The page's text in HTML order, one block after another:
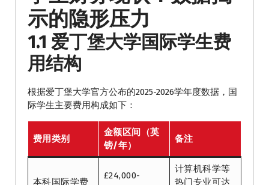
示的隐形压力
1.1 爱丁堡大学国际学生费
用结构
根据爱丁堡大学官方公布的2025-2026学年度数据，国
际学生主要费用构成如下：
费用类别
金额区间（英
镑/年）
备注
本科国际学费
£24,000-
计算机科学等
热门专业可达